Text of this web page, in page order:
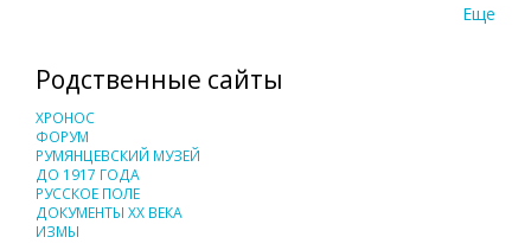
Еще
Родственные сайты
ХРОНОС
ФОРУМ
РУМЯНЦЕВСКИЙ МУЗЕЙ
ДО 1917 ГОДА
РУССКОЕ ПОЛЕ
ДОКУМЕНТЫ XX ВЕКА
ИЗМЫ